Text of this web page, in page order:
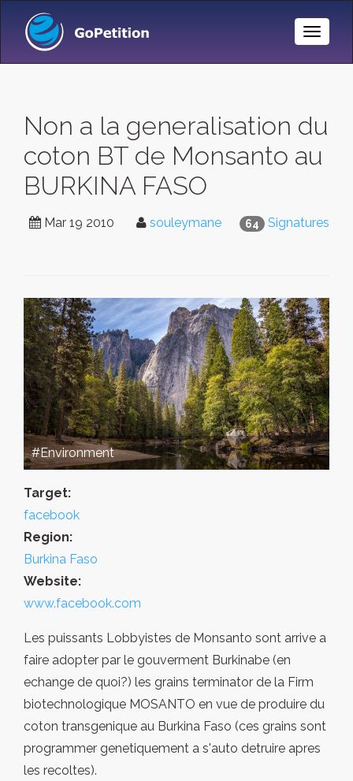
Toggle
Non a la generalisation du
coton BT de Monsanto au
BURKINA FASO
64 Signatures
Mar 19 2010 souleymane
#Environment
Target:
facebook
Region:
Burkina Faso
Website:
www.facebook.com
Les puissants Lobbyistes de Monsanto sont arrive a
faire adopter par le gouverment Burkinabe (en
echange de quoi?) les grains terminator de la Firm
biotechnologique MOSANTO en vue de produire du
coton transgenique au Burkina Faso (ces grains sont
programmer genetiquement a s'auto detruire apres
les recoltes).